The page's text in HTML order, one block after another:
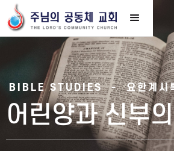
BIBLE STUDIES - 요한계시
어린양과 신부